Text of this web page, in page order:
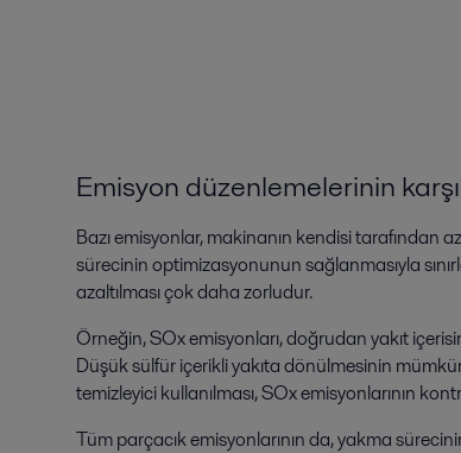
Emisyon düzenlemelerinin
Bazı emisyonlar, makinanın kendisi tarafından
sürecinin optimizasyonunun sağlanmasıyla
azaltılması çok daha zorludur.
Örneğin, SOx emisyonları, doğrudan yakıt
Düşük sülfür içerikli yakıta dönülmesinin
temizleyici kullanılması, SOx emisyonlarının
Tüm parçacık emisyonlarının da, yakma